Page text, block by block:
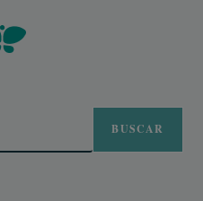
BUSCAR